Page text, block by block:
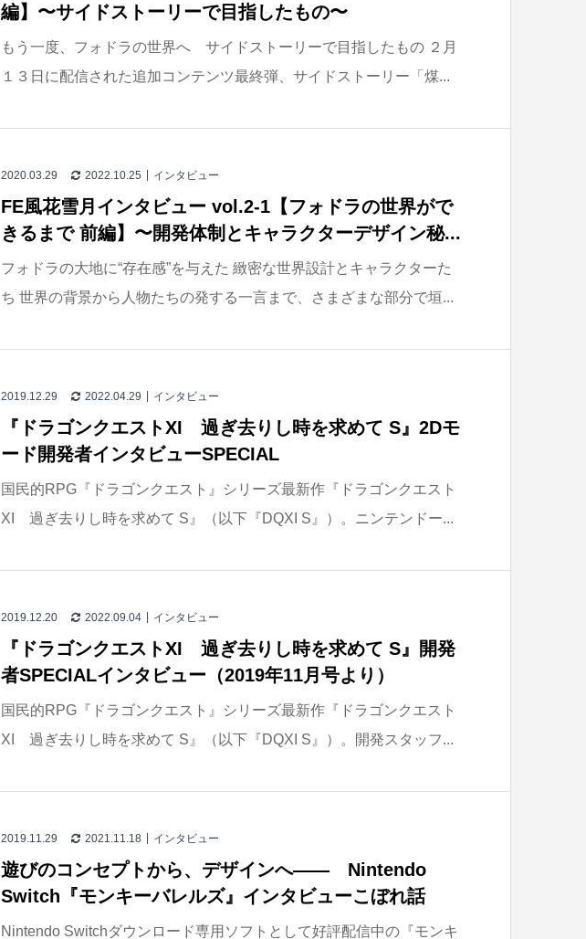
編】〜サイドストーリーで目指したもの〜
もう一度、フォドラの世界へ サイドストーリーで目指したもの ２月
１３日に配信された追加コンテンツ最終弾、サイドストーリー「煤...
2020.03.29 2022.10.25 インタビュー
FE風花雪月インタビュー vol.2-1【フォドラの世界がで
きるまで 前編】〜開発体制とキャラクターデザイン秘...
フォドラの大地に“存在感”を与えた 緻密な世界設計とキャラクターた
ち 世界の背景から人物たちの発する一言まで、さまざまな部分で垣...
2019.12.29 2022.04.29 インタビュー
『ドラゴンクエストXI 過ぎ去りし時を求めて S』2Dモ
ード開発者インタビューSPECIAL
国民的RPG『ドラゴンクエスト』シリーズ最新作『ドラゴンクエスト
XI 過ぎ去りし時を求めて S』（以下『DQXI S』）。ニンテンドー...
2019.12.20 2022.09.04 インタビュー
『ドラゴンクエストXI 過ぎ去りし時を求めて S』開発
者SPECIALインタビュー（2019年11月号より）
国民的RPG『ドラゴンクエスト』シリーズ最新作『ドラゴンクエスト
XI 過ぎ去りし時を求めて S』（以下『DQXI S』）。開発スタッフ...
2019.11.29 2021.11.18 インタビュー
遊びのコンセプトから、デザインへ—— Nintendo
Switch『モンキーバレルズ』インタビューこぼれ話
Nintendo Switchダウンロード専用ソフトとして好評配信中の『モンキ